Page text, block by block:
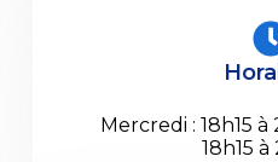
Mercredi : 18h15
18h15